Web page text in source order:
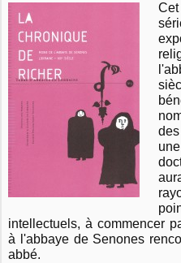
intellectuels, à commencer
à l'abbaye de Senones
abbé.